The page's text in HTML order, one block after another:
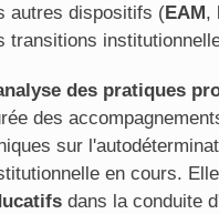
autres dispositifs (EAM,
transitions
des pratiques
des
sur
en cours.
dans la conduite